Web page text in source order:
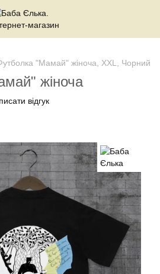
"Мамай" жіноча, XXL, Чорний,
жіноча
відгук